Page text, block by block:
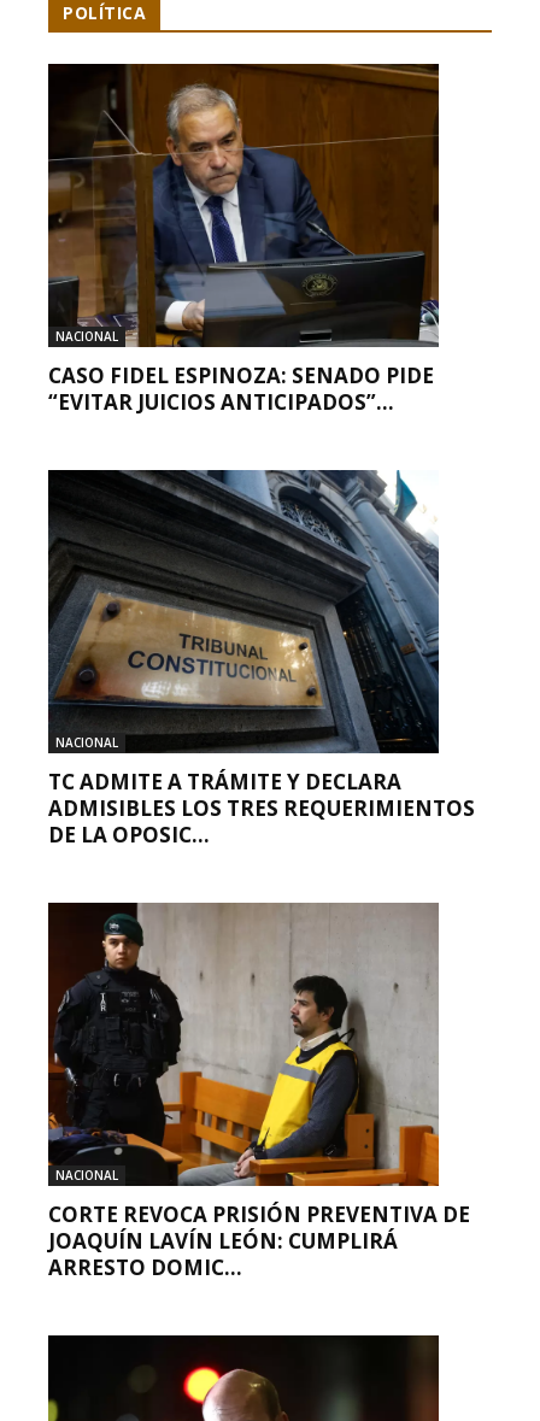
POLÍTICA
NACIONAL
CASO FIDEL ESPINOZA: SENADO PIDE
“EVITAR JUICIOS ANTICIPADOS”...
NACIONAL
TC ADMITE A TRÁMITE Y DECLARA
ADMISIBLES LOS TRES REQUERIMIENTOS
DE LA OPOSIC...
NACIONAL
CORTE REVOCA PRISIÓN PREVENTIVA DE
JOAQUÍN LAVÍN LEÓN: CUMPLIRÁ
ARRESTO DOMIC...